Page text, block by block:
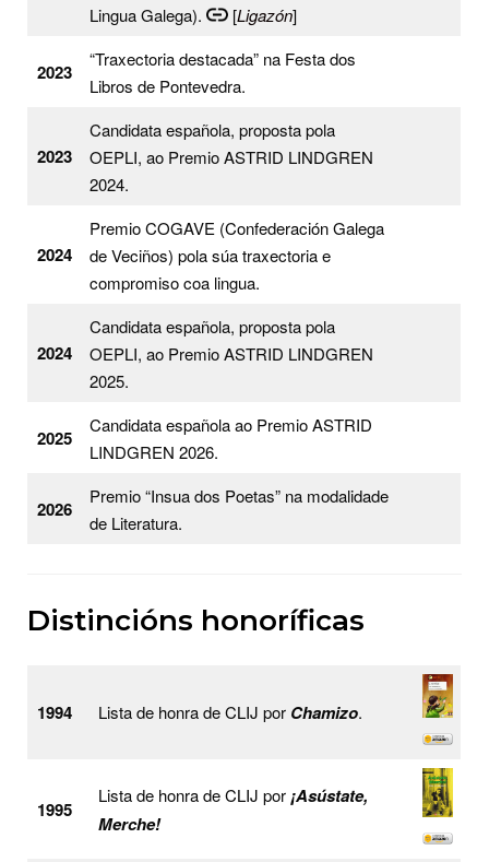
Lingua Galega).
[Ligazón]
2023
“Traxectoria destacada” na Festa dos
Libros de Pontevedra.
2023
Candidata española, proposta pola
OEPLI, ao Premio ASTRID LINDGREN
2024.
2024
Premio COGAVE (Confederación Galega
de Veciños) pola súa traxectoria e
compromiso coa lingua.
2024
Candidata española, proposta pola
OEPLI, ao Premio ASTRID LINDGREN
2025.
2025
Candidata española ao Premio ASTRID
LINDGREN 2026.
2026
Premio “Insua dos Poetas” na modalidade
de Literatura.
Distincións honoríficas
1994 Lista de honra de CLIJ por Chamizo.
1995
Lista de honra de CLIJ por ¡Asústate,
Merche!